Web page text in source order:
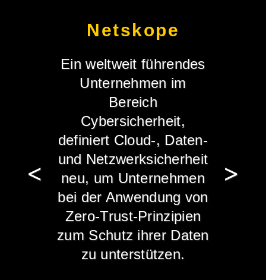
Netskope
Ein weltweit führendes
Unternehmen im
Bereich
Cybersicherheit,
definiert Cloud-, Daten-
und Netzwerksicherheit
neu, um Unternehmen
bei der Anwendung von
Zero-Trust-Prinzipien
zum Schutz ihrer Daten
zu unterstützen.